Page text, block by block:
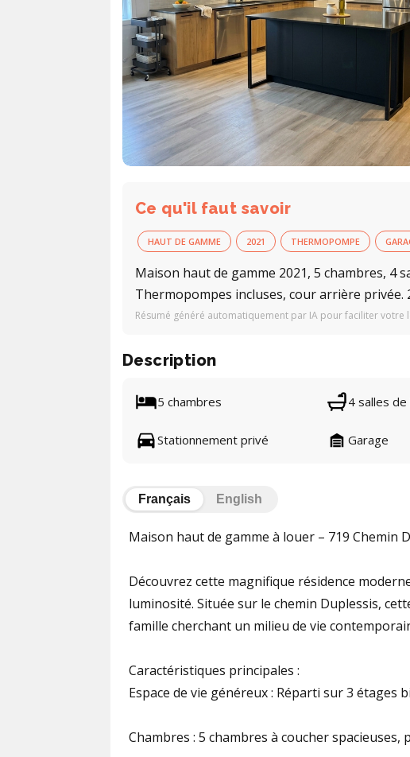
Ce qu'il faut savoir
HAUT DE GAMME 2021 THERMOPOMPE
Maison haut de gamme 2021, 5 chambres, 4
Thermopompes incluses, cour arrière privée.
Résumé généré automatiquement par IA pour faciliter votre
Description
5 chambres 4 salles de
Stationnement privé Garage
Français English
Maison haut de gamme à louer – 719 Chemin
Découvrez cette magnifique résidence
luminosité. Située sur le chemin Duplessis,
famille cherchant un milieu de vie
Caractéristiques principales :
Espace de vie généreux : Réparti sur 3 étages
Chambres : 5 chambres à coucher